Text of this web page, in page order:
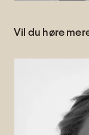
Vil du høre